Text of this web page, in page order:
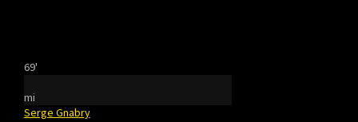
69'
mi
Serge Gnabry